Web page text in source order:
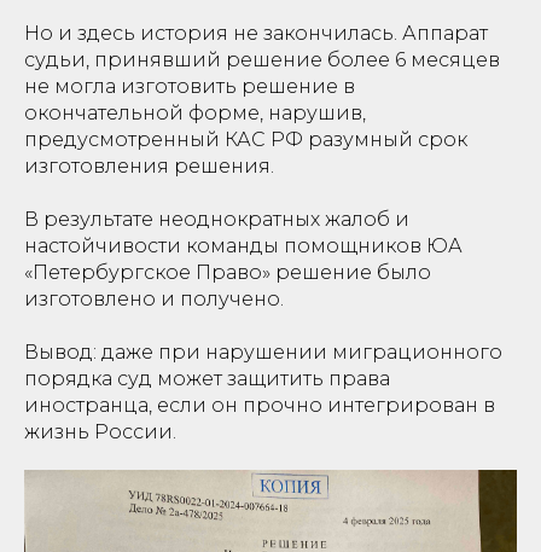
Но и здесь история не закончилась. Аппарат
судьи, принявший решение более 6 месяцев
не могла изготовить решение в
окончательной форме, нарушив,
предусмотренный КАС РФ разумный срок
изготовления решения.
В результате неоднократных жалоб и
настойчивости команды помощников ЮА
«Петербургское Право» решение было
изготовлено и получено.
Вывод: даже при нарушении миграционного
порядка суд может защитить права
иностранца, если он прочно интегрирован в
жизнь России.